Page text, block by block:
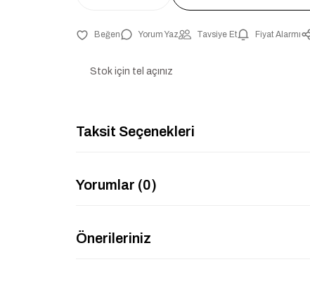
Yorum Yaz Tavsiye Et Fiyat Alarmı
Stok için tel açınız
Taksit Seçenekleri
Yorumlar (0)
Önerileriniz